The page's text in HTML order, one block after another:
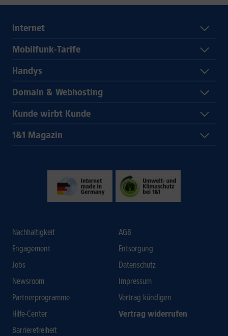
Internet
Mobilfunk-Tarife
Handys
Domain & Webhosting
Kunde wirbt Kunde
1&1 Magazin
Nachhaltigkeit
Engagement
Jobs
Newsroom
Partnerprogramme
Hilfe-Center
Barrierefreiheit
AGB
Entsorgung
Datenschutz
Impressum
Vertrag kündigen
Vertrag widerrufen